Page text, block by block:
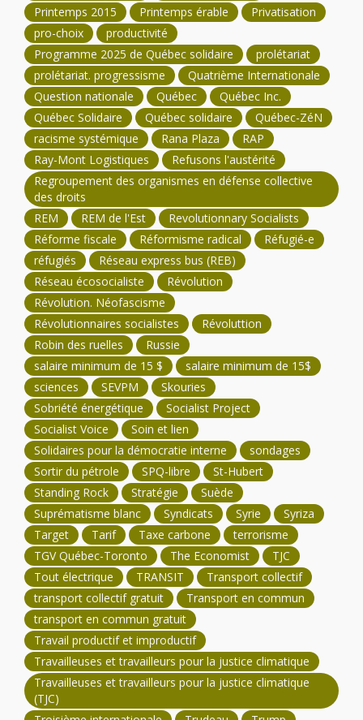
Printemps 2015
Printemps érable
Privatisation
pro-choix
productivité
Programme 2025 de Québec solidaire
prolétariat
prolétariat. progressisme
Quatrième Internationale
Question nationale
Québec
Québec Inc.
Québec Solidaire
Québec solidaire
Québec-ZéN
racisme systémique
Rana Plaza
RAP
Ray-Mont Logistiques
Refusons l'austérité
Regroupement des organismes en défense collective
des droits
REM
REM de l'Est
Revolutionnary Socialists
Réforme fiscale
Réformisme radical
Réfugié-e
réfugiés
Réseau express bus (REB)
Réseau écosocialiste
Révolution
Révolution. Néofascisme
Révolutionnaires socialistes
Révoluttion
Robin des ruelles
Russie
salaire minimum de 15 $
salaire minimum de 15$
sciences
SEVPM
Skouries
Sobriété énergétique
Socialist Project
Socialist Voice
Soin et lien
Solidaires pour la démocratie interne
sondages
Sortir du pétrole
SPQ-libre
St-Hubert
Standing Rock
Stratégie
Suède
Suprématisme blanc
Syndicats Syrie
Syriza
Target
Tarif Taxe carbone
terrorisme
TGV Québec-Toronto
The Economist
TJC
Tout électrique
TRANSIT
Transport collectif
transport collectif gratuit
Transport en commun
transport en commun gratuit
Travail productif et improductif
Travailleuses et travailleurs pour la justice climatique
Travailleuses et travailleurs pour la justice climatique
(TJC)